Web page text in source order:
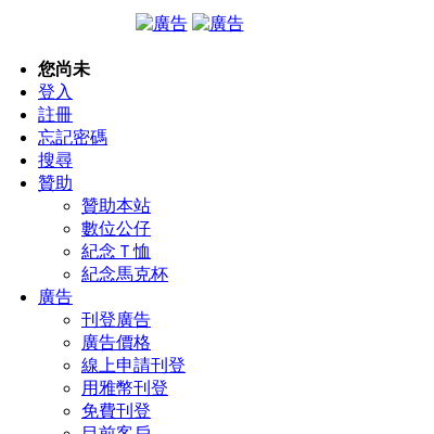
您尚未
登入
註冊
忘記密碼
搜尋
贊助
贊助本站
數位公仔
紀念Ｔ恤
紀念馬克杯
廣告
刊登廣告
廣告價格
線上申請刊登
用雅幣刊登
免費刊登